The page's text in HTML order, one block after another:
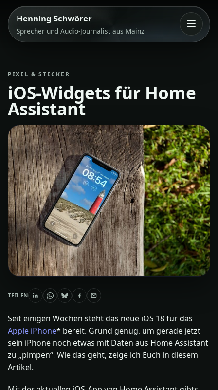
Direkt zum Inhalt springen
Henning Schwörer
Sprecher und Audio-Journalist aus Mainz. Menue
PIXEL & STECKER
iOS-Widgets für Home
Assistant
TEILEN
Seit einigen Wochen steht das neue iOS 18 für das
Apple iPhone* bereit. Grund genug, um gerade jetzt
sein iPhone noch etwas mit Daten aus Home Assistant
zu „pimpen“. Wie das geht, zeige ich Euch in diesem
Artikel.